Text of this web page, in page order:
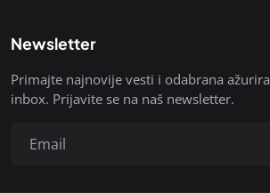
Newsletter
Primajte najnovije vesti i odabrana
inbox. Prijavite se na naš newsletter.